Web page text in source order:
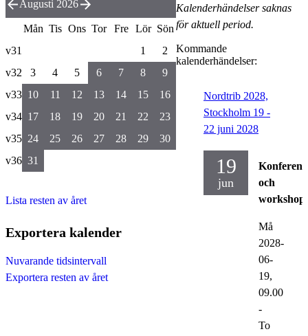
Kalenderhändelser saknas
för aktuell period.
Kommande
kalenderhändelser:
Nordtrib 2028,
Stockholm 19 -
22 juni 2028
19
jun
och
Må
2028-
06-
19,
09.00
-
To
Augusti 2026
Mån Tis Ons Tor Fre Lör Sön
v31
1
2
v32
3 4 5 6 7 8
9
v33 10 11 12 13 14 15
16
v34 17 18 19 20 21 22
23
v35 24 25 26 27 28 29
30
v36 31
Lista resten av året
Exportera kalender
Nuvarande tidsintervall
Exportera resten av året